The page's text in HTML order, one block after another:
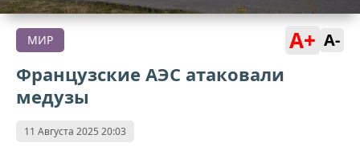
МИР A+ A-
Французские АЭС атаковали
медузы
11 Августа 2025 20:03